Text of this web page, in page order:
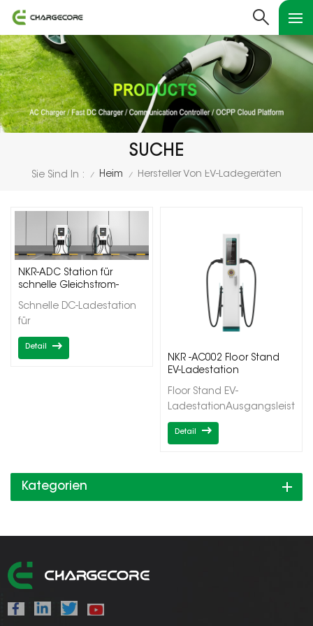
SUCHE
Sie Sind In : / Heim / Hersteller Von EV-Ladegeräten
NKR-ADC Station für
schnelle Gleichstrom-
Schnelle DC-Ladestation
für
ElektrofahrzeugeAusgangsleistung
Detail
NKR -AC002 Floor Stand
EV-Ladestation
Floor Stand EV-
2*7/22/43kWEinzel-/
Detail
Kategorien